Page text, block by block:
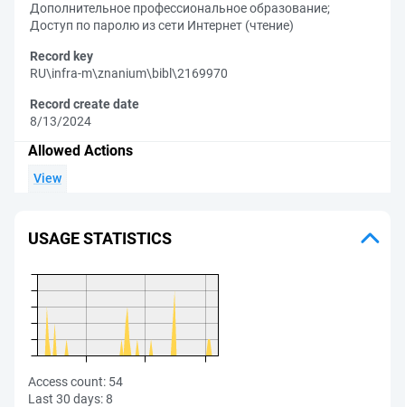
Дополнительное профессиональное образование;
Доступ по паролю из сети Интернет (чтение)
Record key
RU\infra-m\znanium\bibl\2169970
Record create date
8/13/2024
Allowed Actions
View
USAGE STATISTICS
Access count: 54
Last 30 days:8